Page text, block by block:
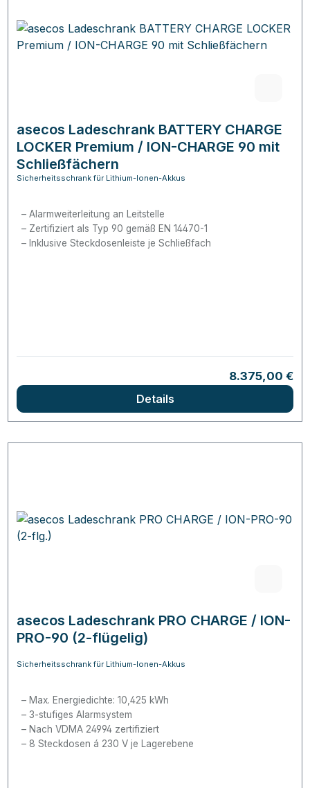
asecos Ladeschrank BATTERY CHARGE
LOCKER Premium / ION-CHARGE 90 mit
Schließfächern
Sicherheitsschrank für Lithium-Ionen-Akkus
Alarmweiterleitung an Leitstelle
Zertifiziert als Typ 90 gemäß EN 14470-1
Inklusive Steckdosenleiste je Schließfach
Regulärer
8.375,00 €
Details
asecos Ladeschrank PRO CHARGE / ION-
PRO-90 (2-flügelig)
Sicherheitsschrank für Lithium-Ionen-Akkus
Max. Energiedichte: 10,425 kWh
3-stufiges Alarmsystem
Nach VDMA 24994 zertifiziert
8 Steckdosen á 230 V je Lagerebene